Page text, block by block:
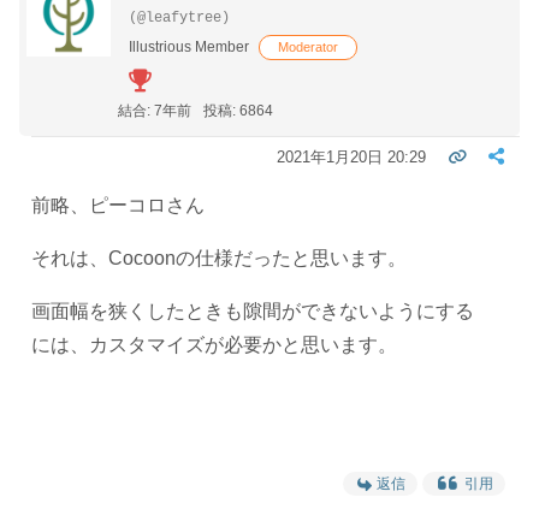
(@leafytree)
Illustrious Member
Moderator
結合: 7年前 投稿: 6864
2021年1月20日 20:29
前略、ピーコロさん
それは、Cocoonの仕様だったと思います。
画面幅を狭くしたときも隙間ができないようにする
には、カスタマイズが必要かと思います。
返信 引用